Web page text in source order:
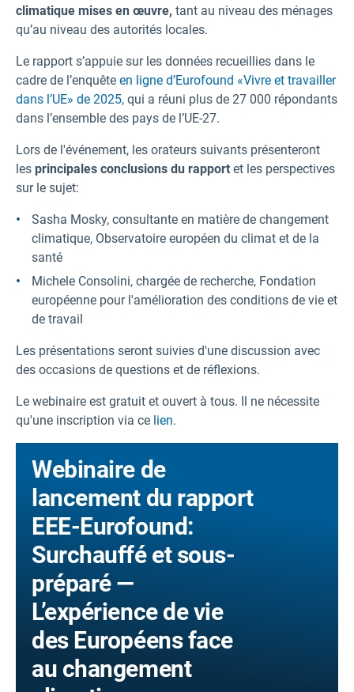
climatique mises en œuvre, tant au niveau des ménages
qu’au niveau des autorités locales.
Le rapport s’appuie sur les données recueillies dans le
cadre de l’enquête en ligne d’Eurofound «Vivre et travailler
dans l’UE» de 2025, qui a réuni plus de 27 000 répondants
dans l’ensemble des pays de l’UE-27.
Lors de l'événement, les orateurs suivants présenteront
les principales conclusions du rapport et les perspectives
sur le sujet:
Sasha Mosky, consultante en matière de changement
climatique, Observatoire européen du climat et de la
santé
Michele Consolini, chargée de recherche, Fondation
européenne pour l'amélioration des conditions de vie et
de travail
Les présentations seront suivies d'une discussion avec
des occasions de questions et de réflexions.
Le webinaire est gratuit et ouvert à tous. Il ne nécessite
qu'une inscription via ce lien.
Webinaire de
lancement du rapport
EEE-Eurofound:
Surchauffé et sous-
préparé —
L’expérience de vie
des Européens face
au changement